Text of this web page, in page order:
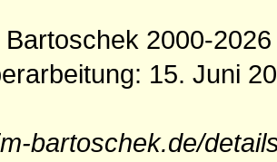
2000-2026
15. Juni
bartoschek.de/